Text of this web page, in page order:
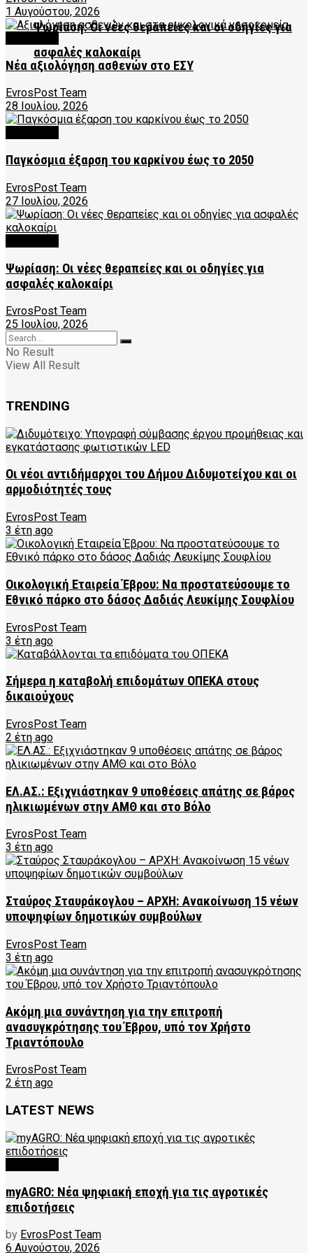
Ψωρίαση: Οι νέες θεραπείες και οι οδηγίες για
ασφαλές καλοκαίρι
1 Αυγούστου, 2026
Νέα αξιολόγηση ασθενών στο ΕΣΥ
EvrosPost Team
28 Ιουλίου, 2026
Παγκόσμια έξαρση του καρκίνου έως το 2050
EvrosPost Team
27 Ιουλίου, 2026
Ψωρίαση: Οι νέες θεραπείες και οι οδηγίες για
ασφαλές καλοκαίρι
EvrosPost Team
25 Ιουλίου, 2026
No Result
View All Result
TRENDING
Οι νέοι αντιδήμαρχοι του Δήμου Διδυμοτείχου και οι
αρμοδιότητές τους
EvrosPost Team
3 έτη ago
Οικολογική Εταιρεία Έβρου: Να προστατεύσουμε το
Εθνικό πάρκο στο δάσος Δαδιάς Λευκίμης Σουφλίου
EvrosPost Team
3 έτη ago
Σήμερα η καταβολή επιδομάτων ΟΠΕΚΑ στους
δικαιούχους
EvrosPost Team
2 έτη ago
ΕΛ.ΑΣ.: Εξιχνιάστηκαν 9 υποθέσεις απάτης σε βάρος
ηλικιωμένων στην ΑΜΘ και στο Βόλο
EvrosPost Team
3 έτη ago
Σταύρος Σταυράκογλου – ΑΡΧΗ: Ανακοίνωση 15 νέων
υποψηφίων δημοτικών συμβούλων
EvrosPost Team
3 έτη ago
Ακόμη μια συνάντηση για την επιτροπή
ανασυγκρότησης του Έβρου, υπό τον Χρήστο
Τριαντόπουλο
EvrosPost Team
2 έτη ago
LATEST NEWS
myAGRO: Νέα ψηφιακή εποχή για τις αγροτικές
επιδοτήσεις
by EvrosPost Team
6 Αυγούστου, 2026